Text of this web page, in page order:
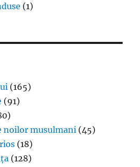
(1)
(165)
(91)
noilor musulmani (45)
(18)
(128)